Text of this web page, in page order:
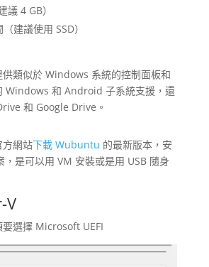
議 4 GB）
建議使用 SSD）
類似於 Windows 系統的控制面板和
Windows 和 Android 子系統支援，還
和 Google Drive。
方網站下載 Wubuntu 的最新版本，安
，是可以用 VM 安裝或是用 USB 隨身
V
要選擇 Microsoft UEFI